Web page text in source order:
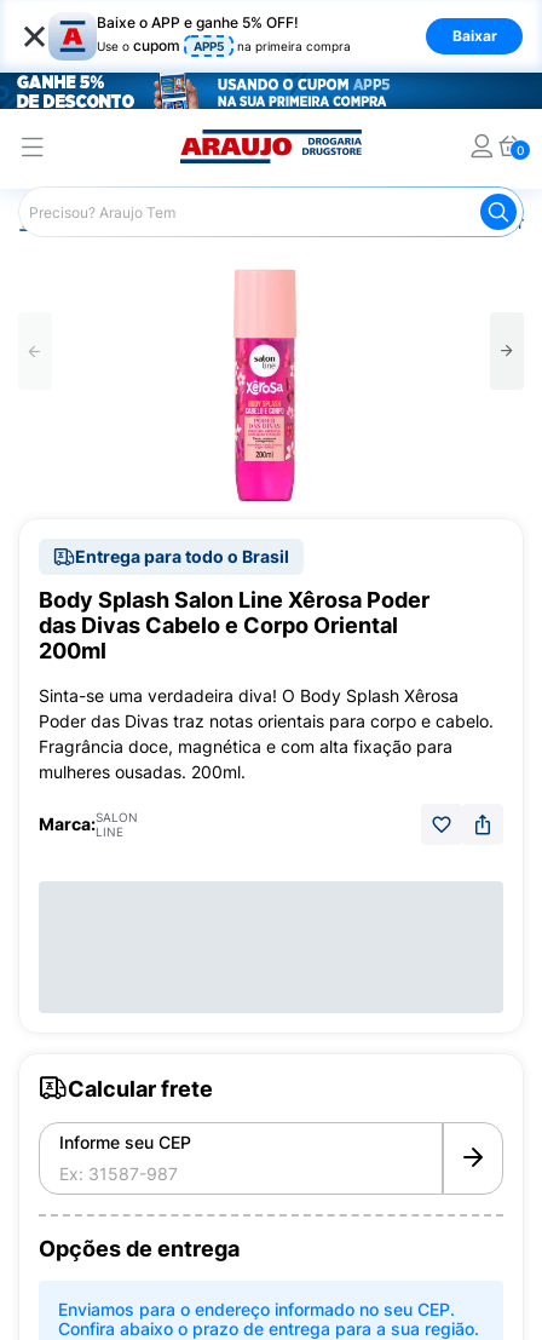
× Baixe o APP e ganhe 5% OFF!
Use o cupom APP5 na primeira compra
Baixar
0
Araujo Beleza e Cuidados
Entrega para todo o Brasil
Body Splash Salon Line Xêrosa Poder
das Divas Cabelo e Corpo Oriental
200ml
Sinta-se uma verdadeira diva! O Body Splash Xêrosa
Poder das Divas traz notas orientais para corpo e cabelo.
Fragrância doce, magnética e com alta fixação para
mulheres ousadas. 200ml.
Marca:SALON
LINE
Calcular frete
Informe seu CEP
Opções de entrega
Enviamos para o endereço informado no seu CEP.
Confira abaixo o prazo de entrega para a sua região.